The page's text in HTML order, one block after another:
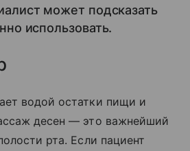
может подсказать
использовать.
водой остатки пищи и
десен — это важнейший
рта. Если пациент